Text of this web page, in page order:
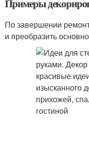
Примеры
По завершении
и преобразить